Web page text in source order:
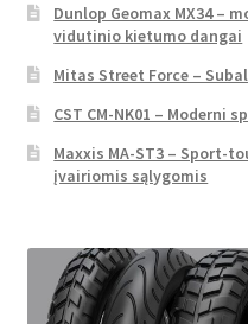
Dunlop Geomax MX34 –
vidutinio kietumo dangai
Mitas Street Force –
CST CM-NK01 – Moderni
Maxxis MA-ST3 – Sport-
įvairiomis sąlygomis